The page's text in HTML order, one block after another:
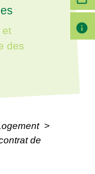
et
des
>
de
info